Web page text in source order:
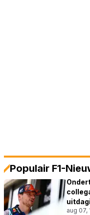
Populair F1-
aug 07,